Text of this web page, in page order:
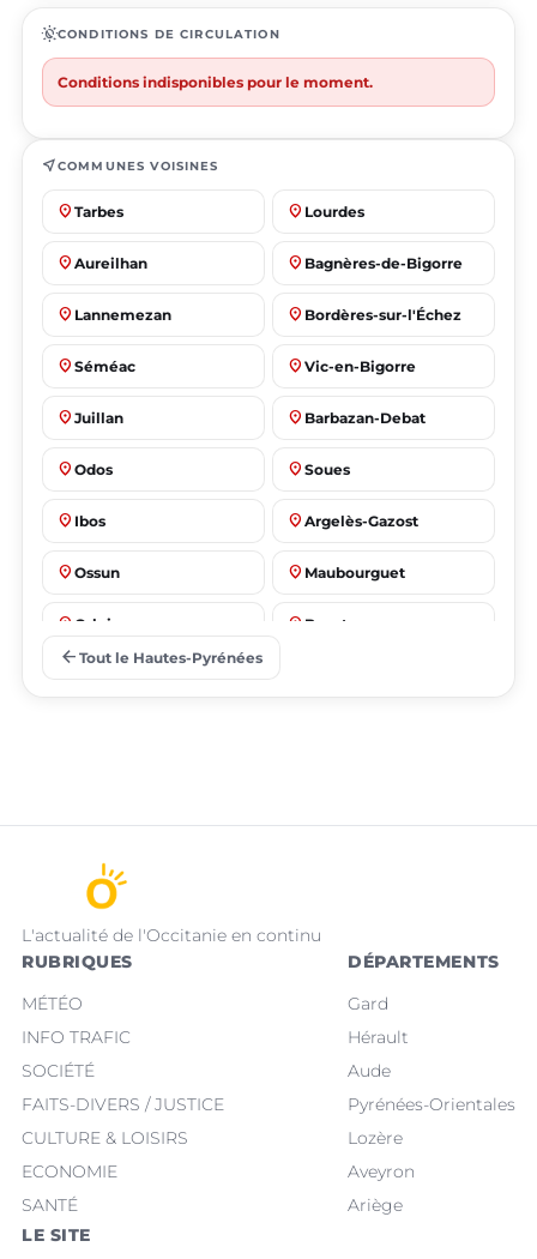
routineCONDITIONS DE CIRCULATION
Conditions indisponibles pour le moment.
near_meCOMMUNES VOISINES
place Tarbes place Lourdes
place Aureilhan place Bagnères-de-Bigorre
place Lannemezan place Bordères-sur-l'Échez
place Séméac place Vic-en-Bigorre
place Juillan place Barbazan-Debat
place Odos place Soues
place Ibos place Argelès-Gazost
place Ossun place Maubourguet
place Orleix place Bazet
arrow_back Tout le Hautes-Pyrénées
L'actualité de l'Occitanie en continu
RUBRIQUES
MÉTÉO
INFO TRAFIC
SOCIÉTÉ
FAITS-DIVERS / JUSTICE
CULTURE & LOISIRS
ECONOMIE
SANTÉ
DÉPARTEMENTS
Gard
Hérault
Aude
Pyrénées-Orientales
Lozère
Aveyron
Ariège
LE SITE